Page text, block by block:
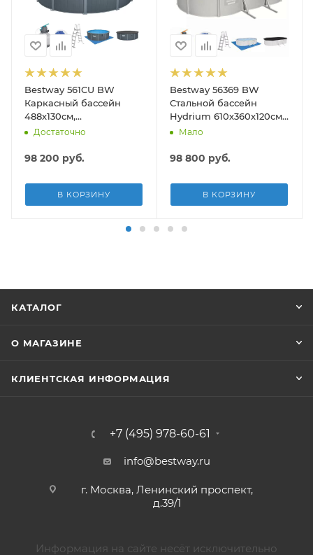
Bestway 561CU BW
Каркасный бассейн
488х130см,
композитный, 21490л,
лестн, тент, подст, дисп.
Достаточно
98 200 руб.
В КОРЗИНУ
Bestway 56369 BW
Стальной бассейн
Hydrium 610х360х120см,
19929л, песч.фил.-нас
подст.
Мало
98 800 руб.
В КОРЗИНУ
КАТАЛОГ
О МАГАЗИНЕ
КЛИЕНТСКАЯ ИНФОРМАЦИЯ
+7 (495) 978-60-61
info@bestway.ru
г. Москва, Ленинский проспект,
д.39/1
Информация на сайте несёт исключительно